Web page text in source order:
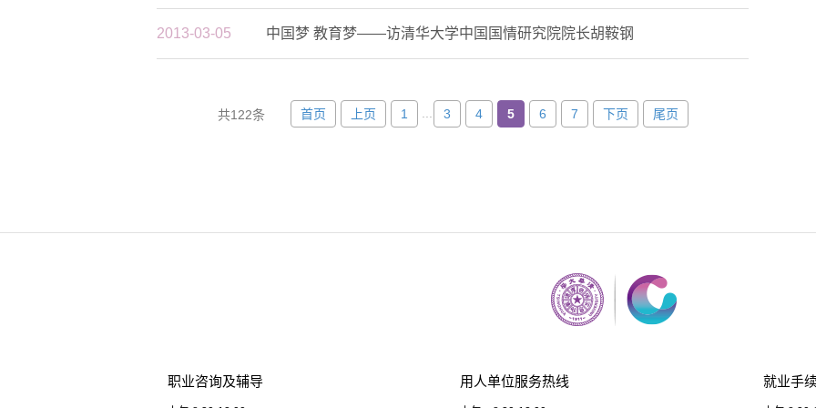
2013-03-05 中国梦 教育梦——访清华大学中国国情研究院院长胡鞍钢
共122条 首页 上页 1 3 4 5 6 7 下页 尾页
职业咨询及辅导 用人单位服务热线 就业手